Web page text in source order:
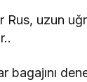
Rus, uzun
bagajını